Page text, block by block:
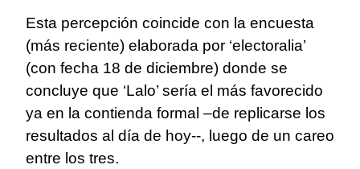
Esta percepción coincide con la encuesta
(más reciente) elaborada por ‘electoralia’
(con fecha 18 de diciembre) donde se
concluye que ‘Lalo’ sería el más favorecido
ya en la contienda formal –de replicarse los
resultados al día de hoy--, luego de un careo
entre los tres.